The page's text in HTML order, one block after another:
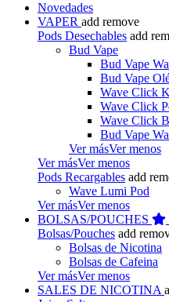
Novedades
VAPER add remove
Pods Desechables add
Bud Vape
Bud Vape
Bud Vape
Wave Click
Wave Click
Wave Click
Bud Vape
Ver másVer menos
Ver másVer menos
Pods Recargables add
Wave Lumi Pod
Ver másVer menos
BOLSAS/POUCHES
Bolsas/Pouches add
Bolsas de Nicotina
Bolsas de Cafeina
Ver másVer menos
SALES DE NICOTINA